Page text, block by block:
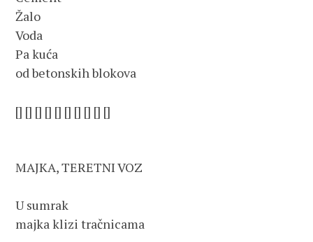
Žalo
Voda
Pa kuća
od betonskih blokova
[] [] [] [] [] [] [] [] [] []
MAJKA, TERETNI VOZ
U sumrak
majka klizi tračnicama